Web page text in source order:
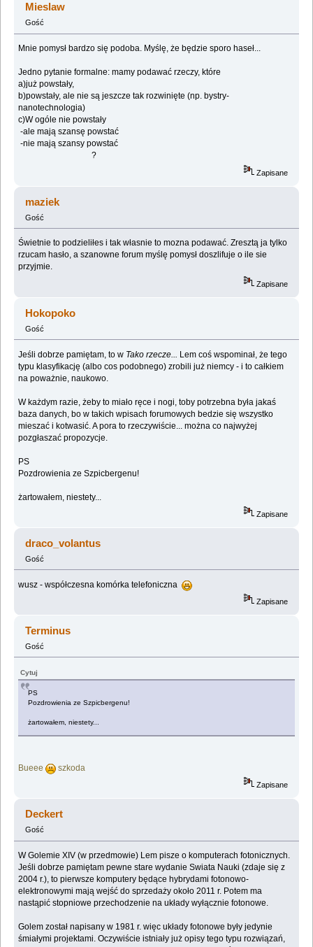
Mieslaw
Gość
Mnie pomysł bardzo się podoba. Myślę, że będzie sporo haseł...
Jedno pytanie formalne: mamy podawać rzeczy, które
a)już powstały,
b)powstały, ale nie są jeszcze tak rozwinięte (np. bystry-
nanotechnologia)
c)W ogóle nie powstały
-ale mają szansę powstać
-nie mają szansy powstać
?
Zapisane
maziek
Gość
Świetnie to podzieliłes i tak własnie to mozna podawać. Zresztą ja tylko
rzucam hasło, a szanowne forum myślę pomysł doszlifuje o ile sie
przyjmie.
Zapisane
Hokopoko
Gość
Jeśli dobrze pamiętam, to w Tako rzecze...
Lem coś wspominał, że tego
typu klasyfikację (albo cos podobnego) zrobili już niemcy - i to całkiem
na poważnie, naukowo.
W każdym razie, żeby to miało ręce i nogi, toby potrzebna była jakaś
baza danych, bo w takich wpisach forumowych bedzie się wszystko
mieszać i kotwasić. A pora to rzeczywiście... można co najwyżej
pozgłaszać propozycje.
PS
Pozdrowienia ze Szpicbergenu!
żartowałem, niestety...
Zapisane
draco_volantus
Gość
wusz - współczesna komórka telefoniczna
Zapisane
Terminus
Gość
Cytuj
PS
Pozdrowienia ze Szpicbergenu!
żartowałem, niestety...
Bueee szkoda
Zapisane
Deckert
Gość
W Golemie XIV (w przedmowie) Lem pisze o komputerach fotonicznych.
Jeśli dobrze pamiętam pewne stare wydanie Swiata Nauki (zdaje się z
2004 r.), to pierwsze komputery będące hybrydami fotonowo-
elektronowymi mają wejść do sprzedaży około 2011 r. Potem ma
nastąpić stopniowe przechodzenie na układy wyłącznie fotonowe.
Golem został napisany w 1981 r. więc układy fotonowe były jedynie
śmiałymi projektami. Oczywiście istniały już opisy tego typu rozwiązań,